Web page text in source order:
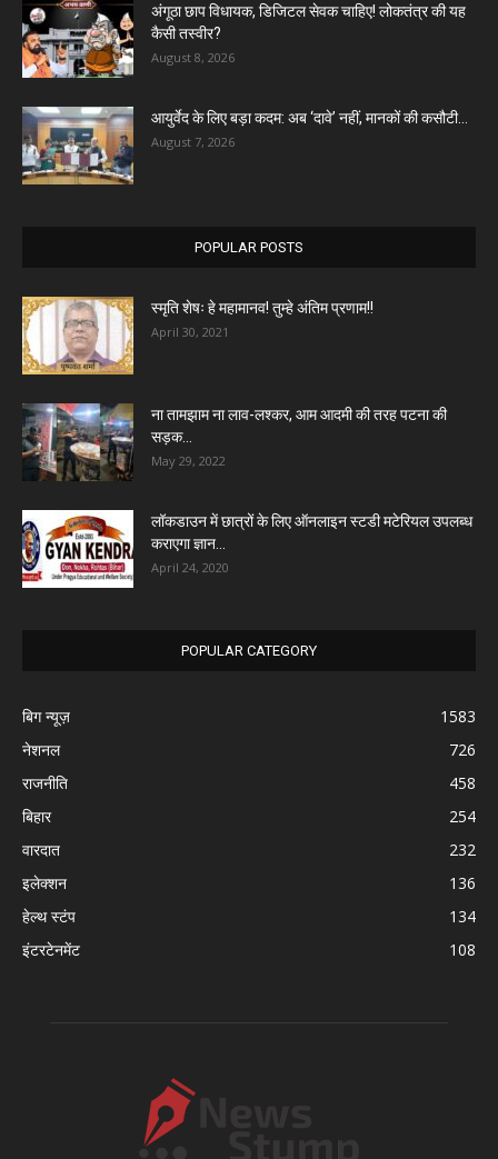
अंगूठा छाप विधायक, डिजिटल सेवक चाहिए! लोकतंत्र की यह
कैसी तस्वीर?
August 8, 2026
आयुर्वेद के लिए बड़ा कदम: अब ‘दावे’ नहीं, मानकों की कसौटी...
August 7, 2026
POPULAR POSTS
स्मृति शेषः हे महामानव! तुम्हे अंतिम प्रणाम!!
April 30, 2021
ना तामझाम ना लाव-लश्कर, आम आदमी की तरह पटना की
सड़क...
May 29, 2022
लॉकडाउन में छात्रों के लिए ऑनलाइन स्टडी मटेरियल उपलब्ध
कराएगा ज्ञान...
April 24, 2020
POPULAR CATEGORY
बिग न्यूज़
1583
नेशनल
726
राजनीति
458
बिहार
254
वारदात
232
इलेक्शन
136
हेल्थ स्टंप
134
इंटरटेनमेंट
108